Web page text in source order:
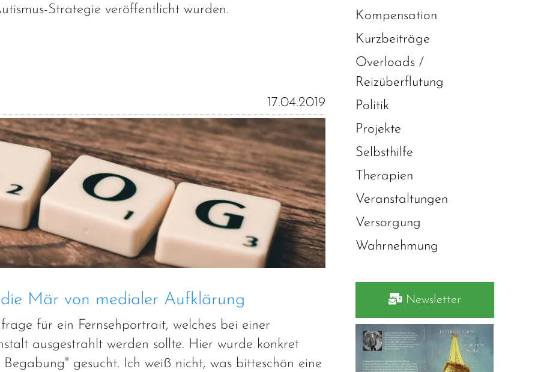
Strategie veröffentlicht wurden.
17.04.2019
Mär von medialer Aufklärung
für ein Fernsehportrait, welches bei einer
ausgestrahlt werden sollte. Hier wurde konkret
Begabung" gesucht. Ich weiß nicht, was bitteschön eine
Kompensation
Kurzbeiträge
Overloads /
Reizüberflutung
Politik
Projekte
Selbsthilfe
Therapien
Veranstaltungen
Versorgung
Wahrnehmung
Newsletter